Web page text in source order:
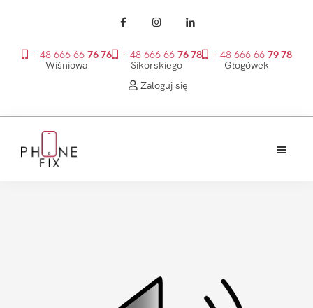
+ 48 666 66 76 76
Wiśniowa
+ 48 666 66 76 78
Sikorskiego
+ 48 666 66 79 78
Głogówek
Zaloguj się
głównego